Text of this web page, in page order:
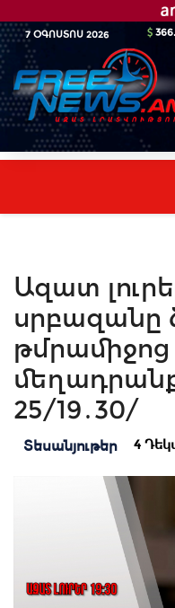
7 ՕԳՈՍՏՈՍ 2026
Ազատ
սրբազանը
թմրամիջոց
25/19․30/
Տեսանյութեր 4